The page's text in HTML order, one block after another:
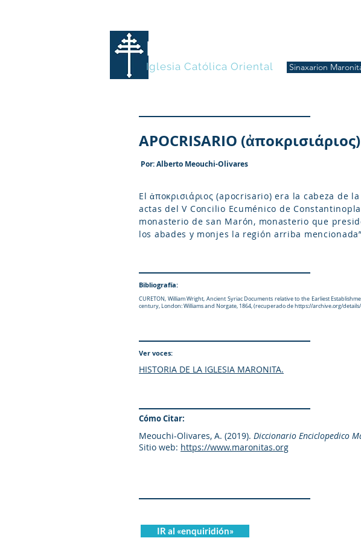
MARONITAS
Iglesia Católica Oriental
Sinaxarion
APOCRISARIO (ἀποκρισιάριος)
Por: Alberto Meouchi-Olivares
El ἀποκρισιάριος (apocrisario) era la cabeza
actas del V Concilio Ecuménico de
monasterio de san Marón, monasterio que
los abades y monjes la región arriba
Bibliografía:
CURETON, William Wright, Ancient Syriac Documents relative to the Earliest
century, London: Williams and Norgate, 1864, (recuperado dehttps://archive.org/
Ver voces:
HISTORIA DE LA IGLESIA MARONITA.
Cómo Citar:
Meouchi-Olivares, A. (2019). Diccionario Enciclopedico
Sitio web: https://www.maronitas.org
IR al «enquiridión»